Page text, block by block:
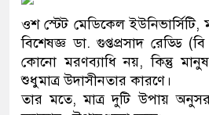
সিল-
উদ্ধার
ওশ স্টেট মেডিকেল ইউনিভার্সিটি,
বিশেষজ্ঞ ডা. গুপ্তপ্রসাদ রেড্ডি
কোনো মরণব্যাধি নয়, কিন্তু
শুধুমাত্র উদাসীনতার কারণে।
তার মতে, মাত্র দুটি উপায়